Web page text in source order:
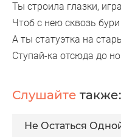
Ты строила глазки,
Чтоб с нею сквозь
А ты статуэтка на
Ступай-ка отсюда до
Слушайте также:
Не Остаться